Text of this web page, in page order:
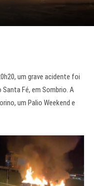
um grave acidente foi
Fé, em Sombrio. A
um Palio Weekend e